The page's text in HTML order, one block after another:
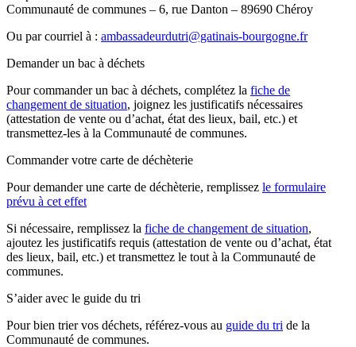
Communauté de communes – 6, rue Danton – 89690 Chéroy
Ou par courriel à : ambassadeurdutri@gatinais-bourgogne.fr
Demander un bac à déchets
Pour commander un bac à déchets, complétez la fiche de
changement de situation, joignez les justificatifs nécessaires
(attestation de vente ou d’achat, état des lieux, bail, etc.) et
transmettez-les à la Communauté de communes.
Commander votre carte de déchèterie
Pour demander une carte de déchèterie, remplissez le formulaire
prévu à cet effet
Si nécessaire, remplissez la fiche de changement de situation,
ajoutez les justificatifs requis (attestation de vente ou d’achat, état
des lieux, bail, etc.) et transmettez le tout à la Communauté de
communes.
S’aider avec le guide du tri
Pour bien trier vos déchets, référez-vous au guide du tri de la
Communauté de communes.